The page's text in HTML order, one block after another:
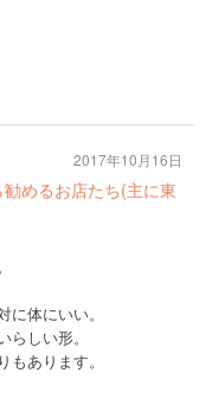
めるお店たち(主に東
体にいい。
しい形。
あります。
2017年10月16日